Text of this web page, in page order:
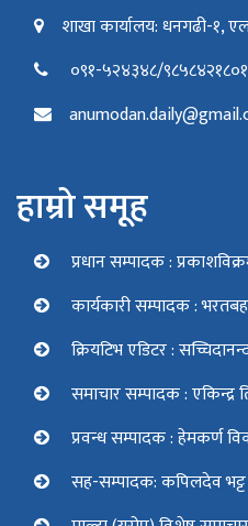
शाखा कार्यालय: धनगढी-१,
०९१-५२४३४८/९८५८४२१८०१
हाम्रो समूह
प्रधान सम्पादक :
कार्यकारी सम्पादक :
क्रियटिभ एडिटर :
समाचार सम्पादक : एकिन्द्र
प्रवन्ध सम्पादक : हेमकर्ण
सह-सम्पादक: कपिलदेव भट्ट